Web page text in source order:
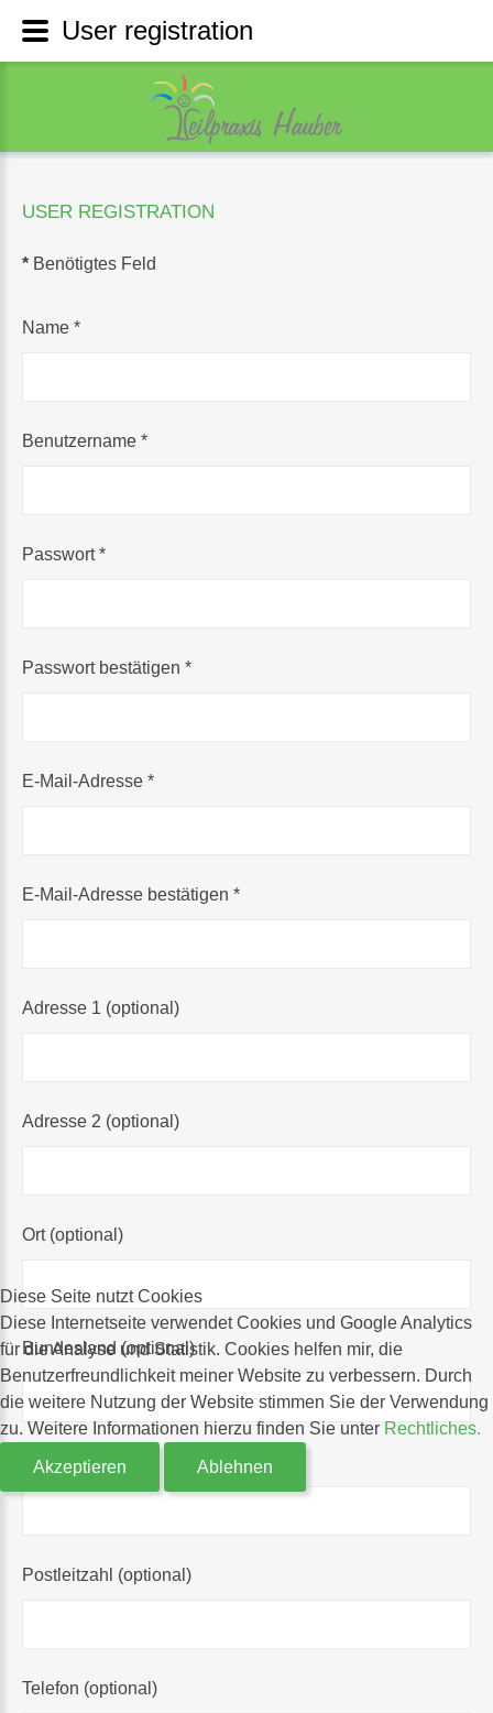
USER REGISTRATION
* Benötigtes Feld
Name *
Benutzername *
Passwort*
Passwort bestätigen *
E-Mail-Adresse *
E-Mail-Adresse bestätigen *
Adresse 1 (optional)
Adresse 2 (optional)
Ort (optional)
Bundesland (optional)
Land (optional)
Postleitzahl (optional)
Telefon (optional)
Diese Seite nutzt Cookies
Diese Internetseite verwendet Cookies und Google Analytics
für die Analyse und Statistik. Cookies helfen mir, die
Benutzerfreundlichkeit meiner Website zu verbessern. Durch
die weitere Nutzung der Website stimmen Sie der Verwendung
zu. Weitere Informationen hierzu finden Sie unter Rechtliches.
Akzeptieren Ablehnen
User registration